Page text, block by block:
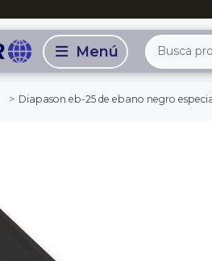
Diapason eb-25 de ebano negro